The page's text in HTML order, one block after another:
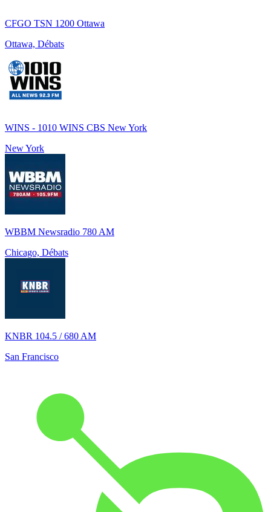
CFGO TSN 1200 Ottawa
Ottawa, Débats
WINS - 1010 WINS CBS New York
New York
WBBM Newsradio 780 AM
Chicago, Débats
KNBR 104.5 / 680 AM
San Francisco